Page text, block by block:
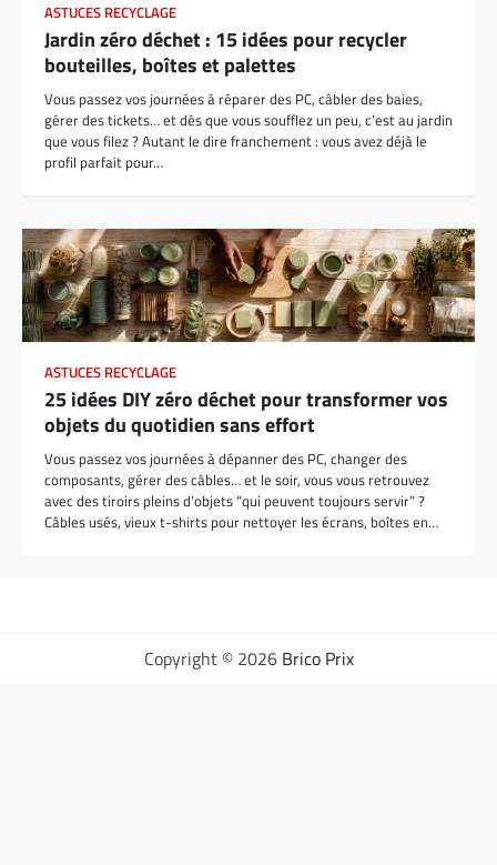
ASTUCES RECYCLAGE
Jardin zéro déchet : 15 idées pour recycler
bouteilles, boîtes et palettes
Vous passez vos journées à réparer des PC, câbler des baies,
gérer des tickets… et dès que vous soufflez un peu, c’est au jardin
que vous filez ? Autant le dire franchement : vous avez déjà le
profil parfait pour…
ASTUCES RECYCLAGE
25 idées DIY zéro déchet pour transformer vos
objets du quotidien sans effort
Vous passez vos journées à dépanner des PC, changer des
composants, gérer des câbles… et le soir, vous vous retrouvez
avec des tiroirs pleins d’objets “qui peuvent toujours servir” ?
Câbles usés, vieux t-shirts pour nettoyer les écrans, boîtes en…
Copyright © 2026 Brico Prix